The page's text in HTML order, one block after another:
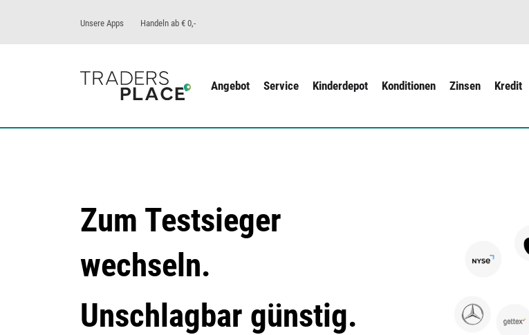
Unsere Apps Handeln ab € 0,-
Angebot Service Kinderdepot Konditionen Zinsen Kredit
Zum Testsieger
wechseln.
Unschlagbar günstig.